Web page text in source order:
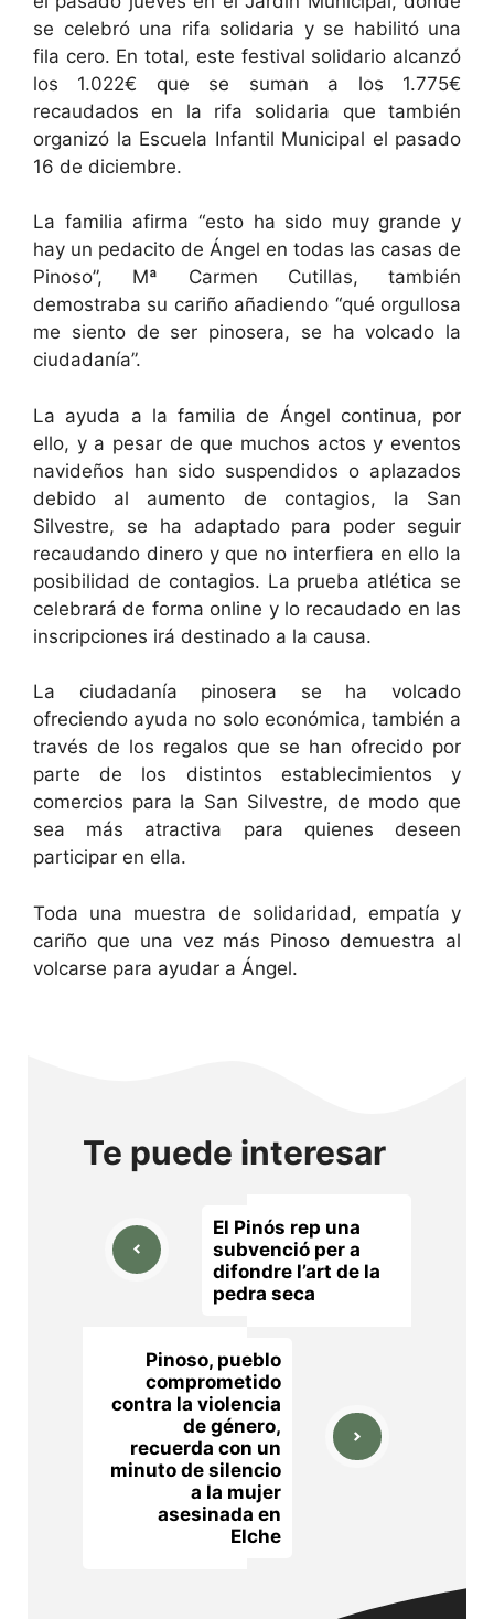
se celebró una rifa solidaria y se habilitó una
fila cero. En total, este festival solidario alcanzó
los 1.022€ que se suman a los 1.775€
recaudados en la rifa solidaria que también
organizó la Escuela Infantil Municipal el pasado
16 de diciembre.
La familia afirma “esto ha sido muy grande y
hay un pedacito de Ángel en todas las casas de
Pinoso”, Mª Carmen Cutillas, también
demostraba su cariño añadiendo “qué orgullosa
me siento de ser pinosera, se ha volcado la
ciudadanía”.
La ayuda a la familia de Ángel continua, por
ello, y a pesar de que muchos actos y eventos
navideños han sido suspendidos o aplazados
debido al aumento de contagios, la San
Silvestre, se ha adaptado para poder seguir
recaudando dinero y que no interfiera en ello la
posibilidad de contagios. La prueba atlética se
celebrará de forma online y lo recaudado en las
inscripciones irá destinado a la causa.
La ciudadanía pinosera se ha volcado
ofreciendo ayuda no solo económica, también a
través de los regalos que se han ofrecido por
parte de los distintos establecimientos y
comercios para la San Silvestre, de modo que
sea más atractiva para quienes deseen
participar en ella.
Toda una muestra de solidaridad, empatía y
cariño que una vez más Pinoso demuestra al
volcarse para ayudar a Ángel.
Te puede interesar
El Pinós rep una
subvenció per a
difondre l’art de la
pedra seca
Pinoso, pueblo
comprometido
contra la violencia
de género,
recuerda con un
minuto de silencio
a la mujer
asesinada en
Elche